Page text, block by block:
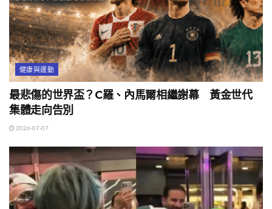
健康與運動
最悲傷的世界盃？C羅、內馬爾相繼謝幕 黃金世代
集體走向告別
2026-07-07